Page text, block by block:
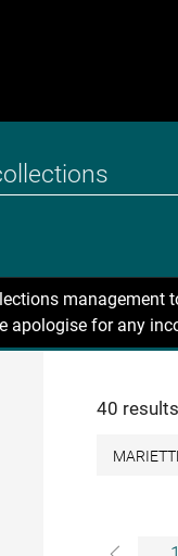
apologise for any
40 results